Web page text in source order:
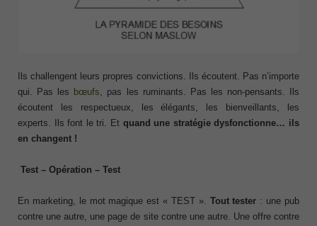
Ils challengent leurs propres convictions. Ils écoutent. Pas n’importe
qui. Pas les bœufs, pas les ruminants. Pas les non-pensants. Ils
écoutent les respectueux, les élégants, les bienveillants, les
experts. Ils font le tri. Et quand une stratégie dysfonctionne… ils
en changent !
Test – Opération – Test
En marketing, le mot magique est « TEST ». Tout tester : une pub
contre une autre, une page de site contre une autre. Une offre contre